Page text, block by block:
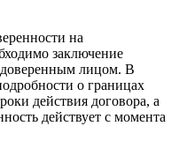
на
заключение
доверенным лицом. В
о границах
действия договора, а
действует с момента